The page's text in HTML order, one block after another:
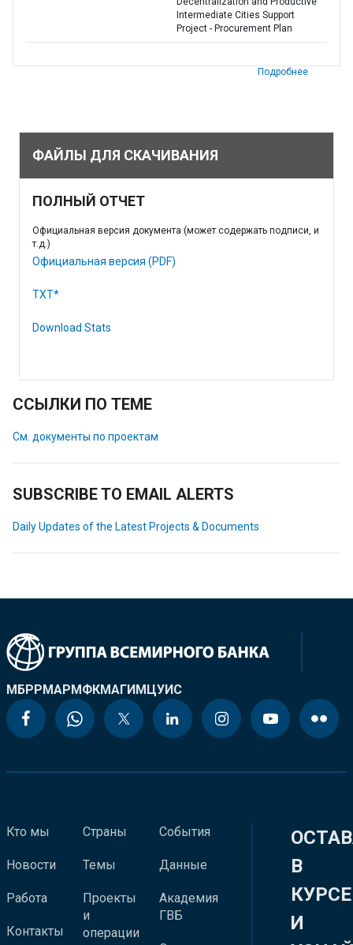
Intermediate Cities Support
Project - Procurement Plan
Подробнее
ФАЙЛЫ ДЛЯ СКАЧИВАНИЯ
ПОЛНЫЙ ОТЧЕТ
Официальная версия документа (может содержать подписи, и
т.д.)
Официальная версия (PDF)
TXT*
Download Stats
ССЫЛКИ ПО ТЕМЕ
См. документы по проектам
SUBSCRIBE TO EMAIL ALERTS
Daily Updates of the Latest Projects & Documents
МБРРМАРМФКМАГИМЦУИС
Кто мы
Новости
Работа
Контакты
Страны
Темы
Проекты
и
операции
События
Данные
Академия
ГВБ
В
КУРСЕ
И